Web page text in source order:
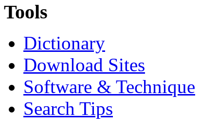
Tools
Dictionary
Download Sites
Software & Technique
Search Tips